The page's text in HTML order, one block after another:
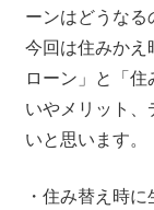
ーンはどうなる
今回は住みか
ローン」と「
いやメリット
いと思います。
・住み替え時